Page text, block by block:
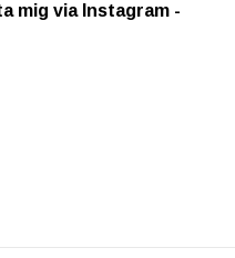
mig via Instagram -